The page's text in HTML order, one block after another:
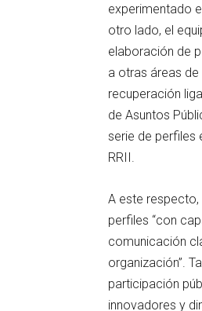
experimentado
otro lado, el
elaboración de
a otras áreas
recuperación
de Asuntos
serie de perfiles
RRII.
A este respecto,
perfiles “con
comunicación
organización”.
participación
innovadores y